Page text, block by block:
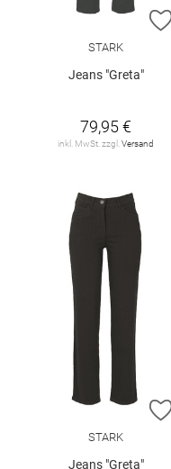
STARK
Jeans "Greta"
79,95 €
inkl. MwSt. zzgl. Versand
STARK
Jeans "Greta"